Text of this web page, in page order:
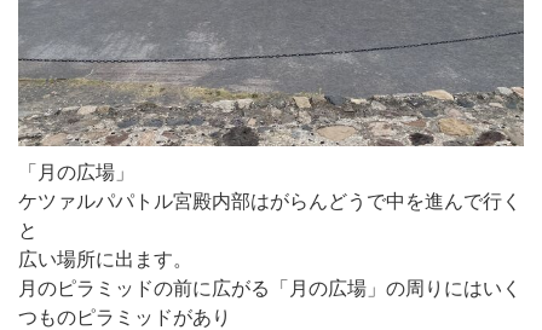
「月の広場」
ケツァルパパトル宮殿内部はがらんどうで中を進んで行く
と
広い場所に出ます。
月のピラミッドの前に広がる「月の広場」の周りにはいく
つものピラミッドがあり